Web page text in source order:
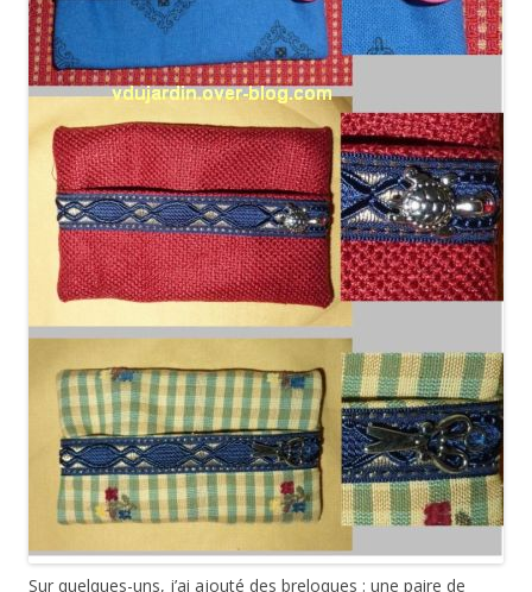
Sur quelques-uns, j’ai ajouté des breloques : une paire de